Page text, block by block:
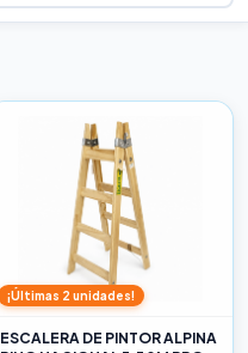
¡Últimas 2 unidades!
ESCALERA DE PINTOR ALPINA